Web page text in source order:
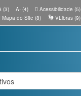
(3) A- (4) Acessibilidade (5)
Mapa do Site (8) VLibras (9)